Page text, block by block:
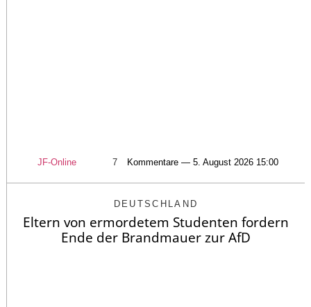
JF-Online 7 Kommentare — 5. August 2026 15:00
DEUTSCHLAND
Eltern von ermordetem Studenten fordern
Ende der Brandmauer zur AfD